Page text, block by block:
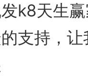
天生赢
支持，